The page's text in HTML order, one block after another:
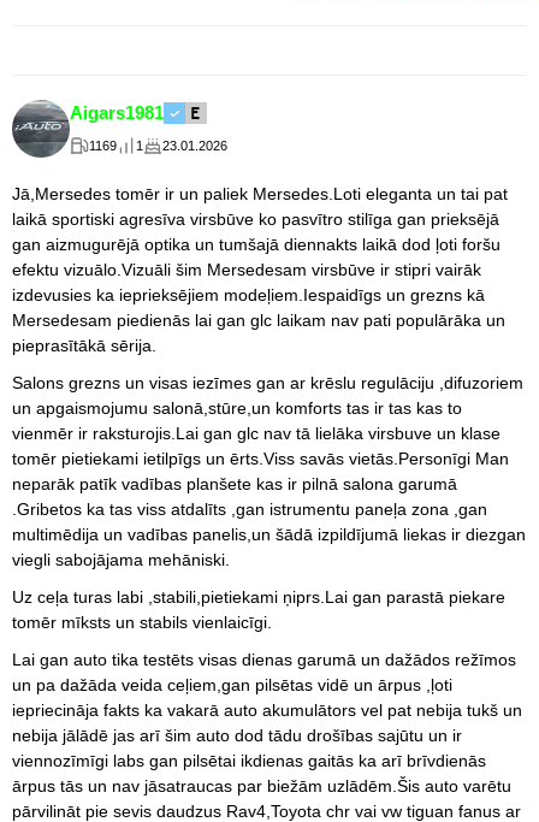
Aigars1981
1169 1 23.01.2026
Jā,Mersedes tomēr ir un paliek Mersedes.Loti eleganta un tai pat
laikā sportiski agresīva virsbūve ko pasvītro stilīga gan prieksējā
gan aizmugurējā optika un tumšajā diennakts laikā dod ļoti foršu
efektu vizuālo.Vizuāli šim Mersedesam virsbūve ir stipri vairāk
izdevusies ka ieprieksējiem modeļiem.Iespaidīgs un grezns kā
Mersedesam piedienās lai gan glc laikam nav pati populārāka un
pieprasītākā sērija.
Salons grezns un visas iezīmes gan ar krēslu regulāciju ,difuzoriem
un apgaismojumu salonā,stūre,un komforts tas ir tas kas to
vienmēr ir raksturojis.Lai gan glc nav tā lielāka virsbuve un klase
tomēr pietiekami ietilpīgs un ērts.Viss savās vietās.Personīgi Man
neparāk patīk vadības planšete kas ir pilnā salona garumā
.Gribetos ka tas viss atdalīts ,gan istrumentu paneļa zona ,gan
multimēdija un vadības panelis,un šādā izpildījumā liekas ir diezgan
viegli sabojājama mehāniski.
Uz ceļa turas labi ,stabili,pietiekami ņiprs.Lai gan parastā piekare
tomēr mīksts un stabils vienlaicīgi.
Lai gan auto tika testēts visas dienas garumā un dažādos režīmos
un pa dažāda veida ceļiem,gan pilsētas vidē un ārpus ,ļoti
iepriecināja fakts ka vakarā auto akumulātors vel pat nebija tukš un
nebija jālādē jas arī šim auto dod tādu drošības sajūtu un ir
viennozīmīgi labs gan pilsētai ikdienas gaitās ka arī brīvdienās
ārpus tās un nav jāsatraucas par biežām uzlādēm.Šis auto varētu
pārvilināt pie sevis daudzus Rav4,Toyota chr vai vw tiguan fanus ar